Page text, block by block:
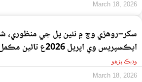
March 18, 2026
سکر–روهڙي وچ ۾ نئين پل جي منظوري،
ايڪسپريس وي اپريل 2026ع تائين مڪمل ڪرڻ جي هدايت
وڌيڪ پڙهو
March 18, 2026